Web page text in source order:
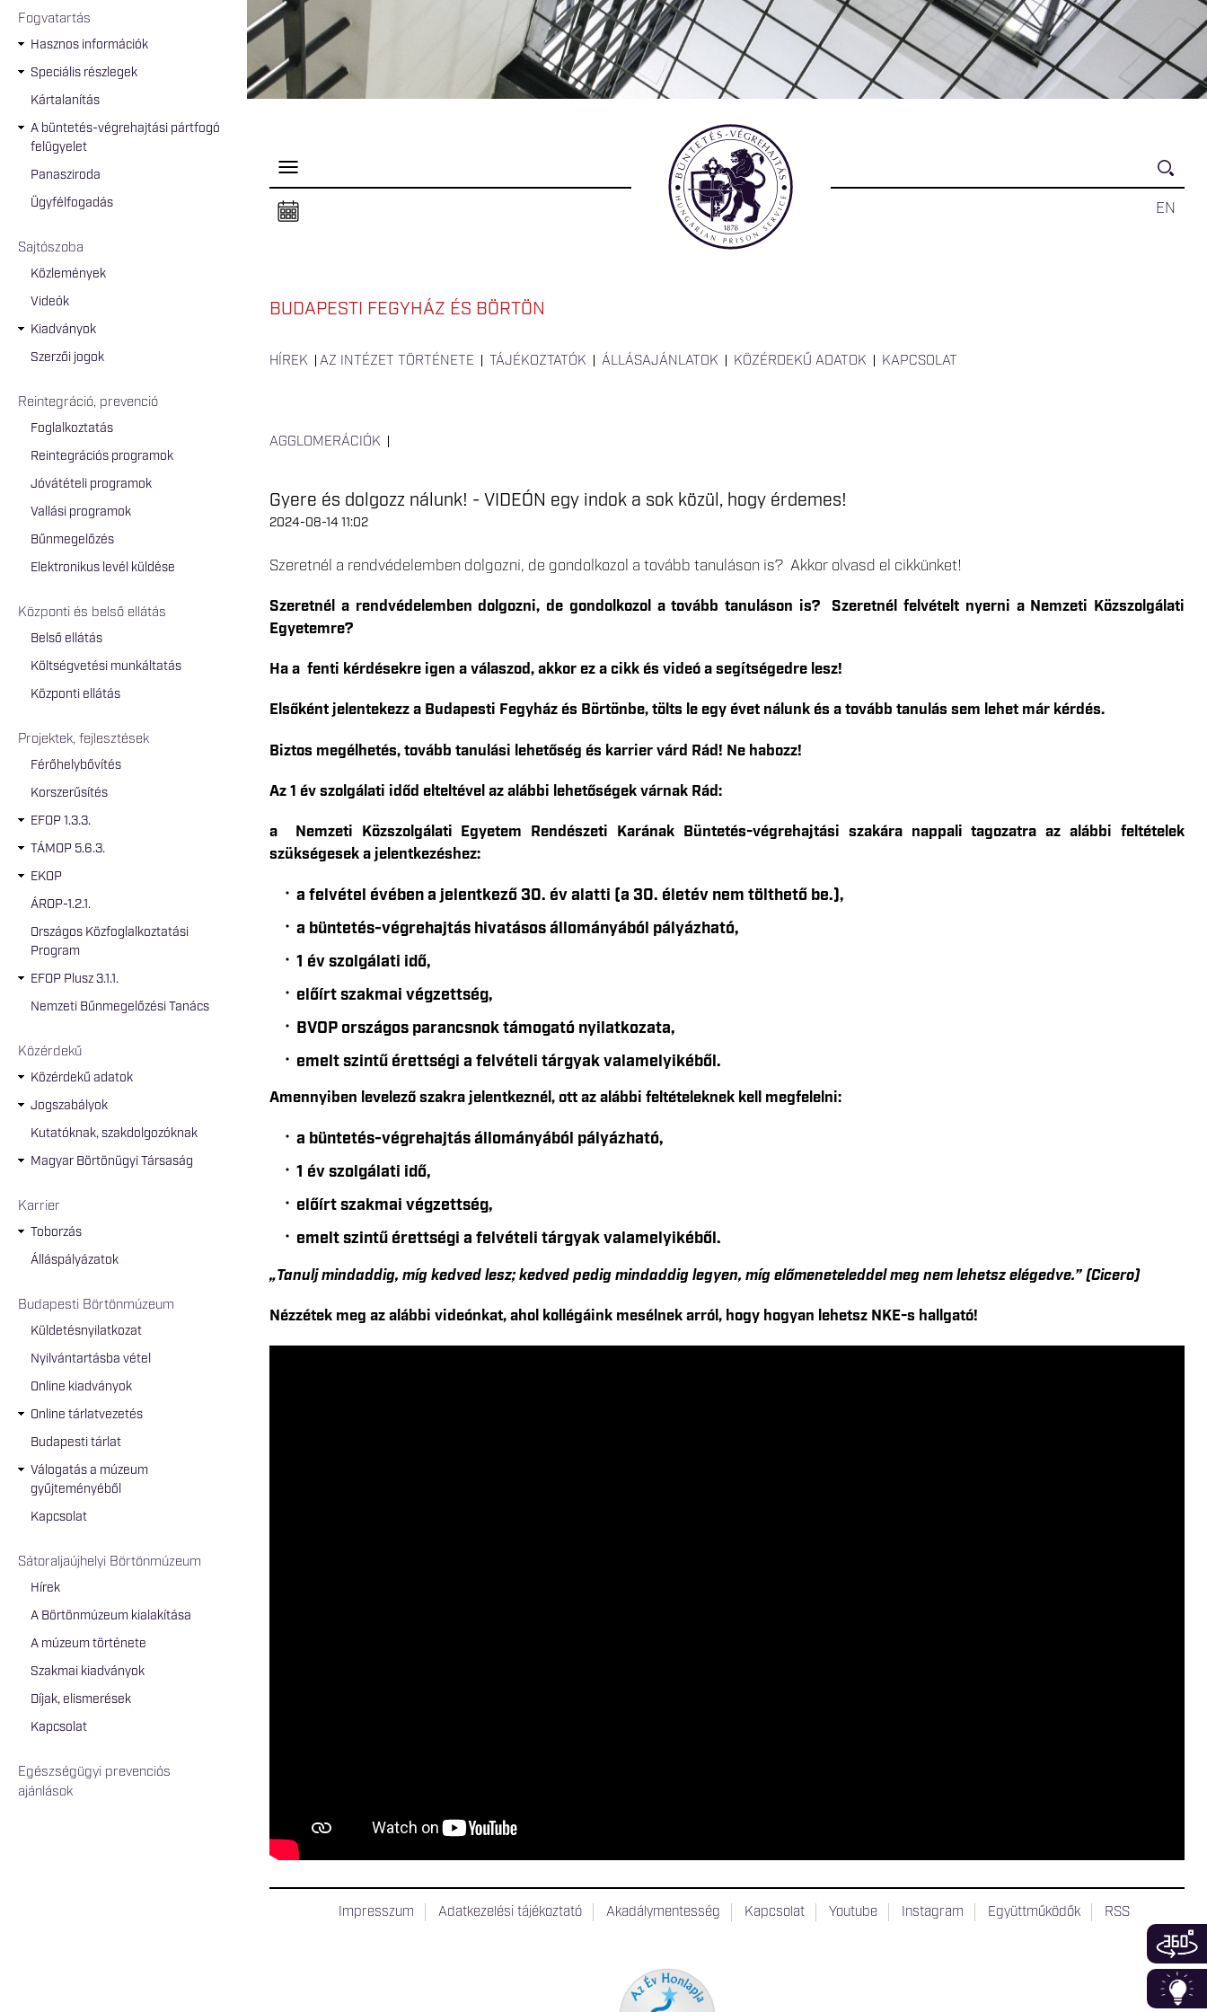
Fogvatartás
Hasznos információk
Speciális részlegek
Kártalanítás
A büntetés-végrehajtási pártfogó
felügyelet
Panasziroda
Ügyfélfogadás
Sajtószoba
Közlemények
Videók
Kiadványok
Szerzői jogok
Reintegráció, prevenció
Foglalkoztatás
Reintegrációs programok
Jóvátételi programok
Vallási programok
Bűnmegelőzés
Elektronikus levél küldése
Központi és belső ellátás
Belső ellátás
Költségvetési munkáltatás
Központi ellátás
Projektek, fejlesztések
Férőhelybővítés
Korszerűsítés
EFOP 1.3.3.
TÁMOP 5.6.3.
EKOP
ÁROP-1.2.1.
Országos Közfoglalkoztatási
Program
EFOP Plusz 3.1.1.
Nemzeti Bűnmegelőzési Tanács
Közérdekű
Közérdekű adatok
Jogszabályok
Kutatóknak, szakdolgozóknak
Magyar Börtönügyi Társaság
Karrier
Toborzás
Álláspályázatok
Budapesti Börtönmúzeum
Küldetésnyilatkozat
Nyilvántartásba vétel
Online kiadványok
Online tárlatvezetés
Budapesti tárlat
Válogatás a múzeum
gyűjteményéből
Kapcsolat
Sátoraljaújhelyi Börtönmúzeum
Hírek
A Börtönmúzeum kialakítása
A múzeum története
Szakmai kiadványok
Díjak, elismerések
Kapcsolat
Egészségügyi prevenciós
ajánlások
EN
P
e
l
s
a
BUDAPESTI FEGYHÁZ ÉS BÖRTÖN
HÍREK AZ INTÉZET TÖRTÉNETE TÁJÉKOZTATÓK ÁLLÁSAJÁNLATOK KÖZÉRDEKŰ ADATOK KAPCSOLAT
AGGLOMERÁCIÓK
Gyere és dolgozz nálunk! - VIDEÓN egy indok a sok közül, hogy érdemes!
2024-08-14 11:02
Szeretnél a rendvédelemben dolgozni, de gondolkozol a tovább tanuláson is? Akkor olvasd el cikkünket!
Szeretnél a rendvédelemben dolgozni, de gondolkozol a tovább tanuláson is? Szeretnél felvételt nyerni a Nemzeti Közszolgálati
Egyetemre?
Ha a fenti kérdésekre igen a válaszod, akkor ez a cikk és videó a segítségedre lesz!
Elsőként jelentekezz a Budapesti Fegyház és Börtönbe, tölts le egy évet nálunk és a tovább tanulás sem lehet már kérdés.
Biztos megélhetés, tovább tanulási lehetőség és karrier várd Rád! Ne habozz!
Az 1 év szolgálati időd elteltével az alábbi lehetőségek várnak Rád:
a Nemzeti Közszolgálati Egyetem Rendészeti Karának Büntetés-végrehajtási szakára nappali tagozatra az alábbi feltételek
szükségesek a jelentkezéshez:
a felvétel évében a jelentkező 30. év alatti (a 30. életév nem tölthető be.),
a büntetés-végrehajtás hivatásos állományából pályázható,
1 év szolgálati idő,
előírt szakmai végzettség,
BVOP országos parancsnok támogató nyilatkozata,
emelt szintű érettségi a felvételi tárgyak valamelyikéből.
Amennyiben levelező szakra jelentkeznél, ott az alábbi feltételeknek kell megfelelni:
a büntetés-végrehajtás állományából pályázható,
1 év szolgálati idő,
előírt szakmai végzettség,
emelt szintű érettségi a felvételi tárgyak valamelyikéből.
„Tanulj mindaddig, míg kedved lesz; kedved pedig mindaddig legyen, míg előmeneteleddel meg nem lehetsz elégedve.” (Cicero)
Nézzétek meg az alábbi videónkat, ahol kollégáink mesélnek arról, hogy hogyan lehetsz NKE-s hallgató!
Impresszum Adatkezelési tájékoztató Akadálymentesség Kapcsolat Youtube Instagram Együttműködők RSS